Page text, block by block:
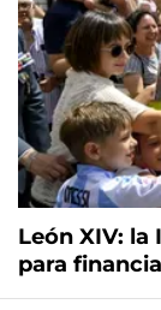
León XIV:
para